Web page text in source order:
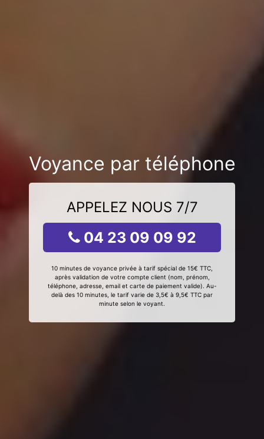
Voyance par téléphone
APPELEZ NOUS 7/7
04 23 09 09 92
10 minutes de voyance privée à tarif spécial de 15€ TTC,
après validation de votre compte client (nom, prénom,
téléphone, adresse, email et carte de paiement valide). Au-
delà des 10 minutes, le tarif varie de 3,5€ à 9,5€ TTC par
minute selon le voyant.